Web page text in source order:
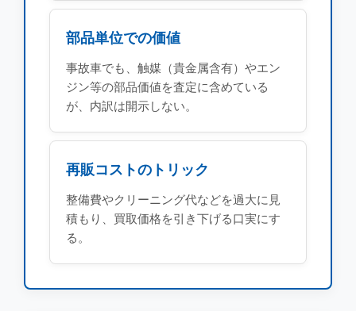
部品単位での価値
事故車でも、触媒（貴金属含有）やエン
ジン等の部品価値を査定に含めている
が、内訳は開示しない。
再販コストのトリック
整備費やクリーニング代などを過大に見
積もり、買取価格を引き下げる口実にす
る。